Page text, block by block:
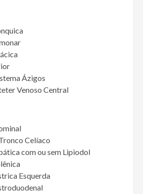
Ázigos
Venoso Central
Celíaco
com ou sem Lipiodol
Esquerda